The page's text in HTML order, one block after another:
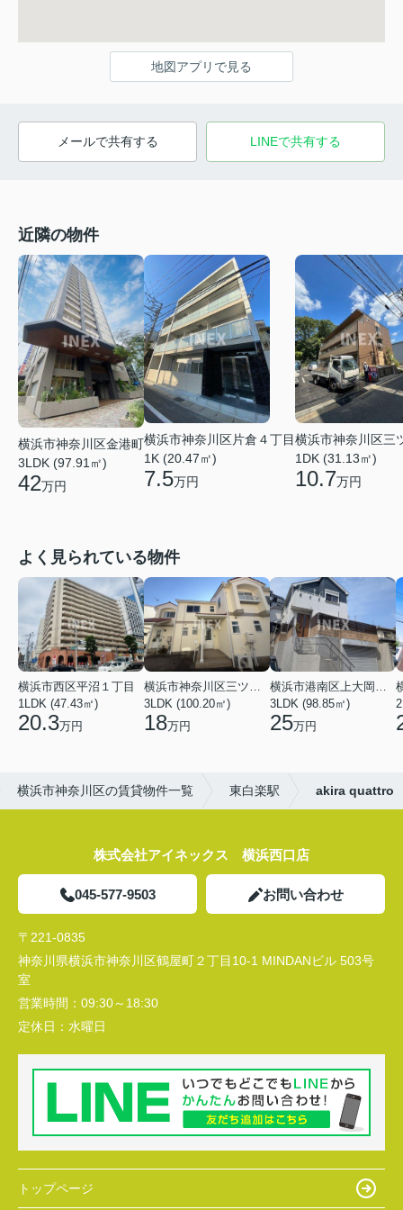
地図アプリで見る
メールで共有する LINEで共有する
近隣の物件
横浜市神奈川区金港町
3LDK (97.91㎡)
42万円
横浜市神奈川区片倉４丁目
1K (20.47㎡)
7.5万円
横浜市神奈川区三
1DK (31.13㎡)
10.7万円
よく見られている物件
横浜市西区平沼１丁目
1LDK (47.43㎡)
20.3万円
横浜市神奈川区三ツ沢上町
3LDK (100.20㎡)
18万円
横浜市港南区上大岡東２丁目
3LDK (98.85㎡)
25万円
横浜市神奈川区の賃貸物件一覧 東白楽駅 akira quattro
株式会社アイネックス 横浜西口店
045-577-9503 お問い合わせ
〒221-0835
神奈川県横浜市神奈川区鶴屋町２丁目10-1 MINDANビル 503号
室
営業時間： 09:30～18:30
定休日： 水曜日
トップページ